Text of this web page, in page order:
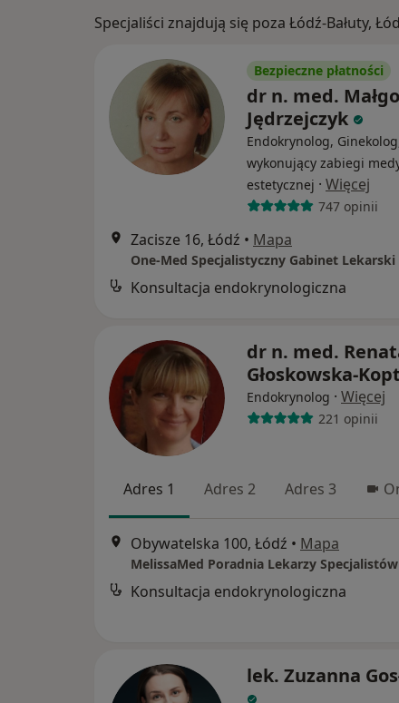
Specjaliści znajdują się poza Łódź-Bałuty,
Bezpieczne płatności
dr n. med.
Jędrzejczyk
Endokrynolog,
wykonujący zabiegi
estetycznej · Więcej
747 opinii
Zacisze 16, Łódź • Mapa
Konsultacja endokrynologiczna
dr n. med.
Głoskowska-
Endokrynolog · Więcej
221 opinii
Adres 1 Adres 2 Adres 3
Obywatelska 100, Łódź • Mapa
MelissaMed Poradnia Lekarzy Specjalistów
Konsultacja endokrynologiczna
lek. Zuzanna